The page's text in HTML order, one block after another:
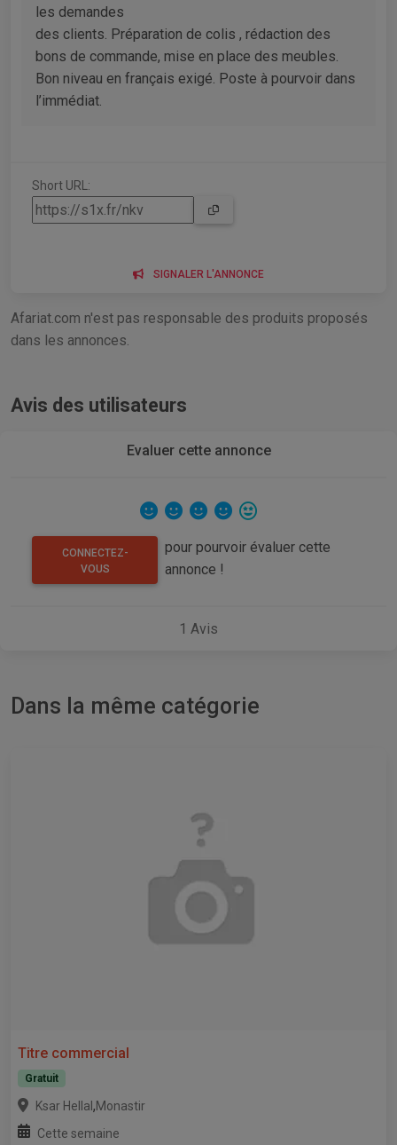
les demandes
des clients. Préparation de colis , rédaction des
bons de commande, mise en place des meubles.
Bon niveau en français exigé. Poste à pourvoir dans
l’immédiat.
Short URL:
SIGNALER L'ANNONCE
Afariat.com n'est pas responsable des produits proposés
dans les annonces.
Avis des utilisateurs
Evaluer cette annonce
CONNECTEZ-
VOUS
pour pourvoir évaluer cette
annonce !
1 Avis
Dans la même catégorie
Titre commercial
Gratuit
Ksar Hellal ,Monastir
Cette semaine